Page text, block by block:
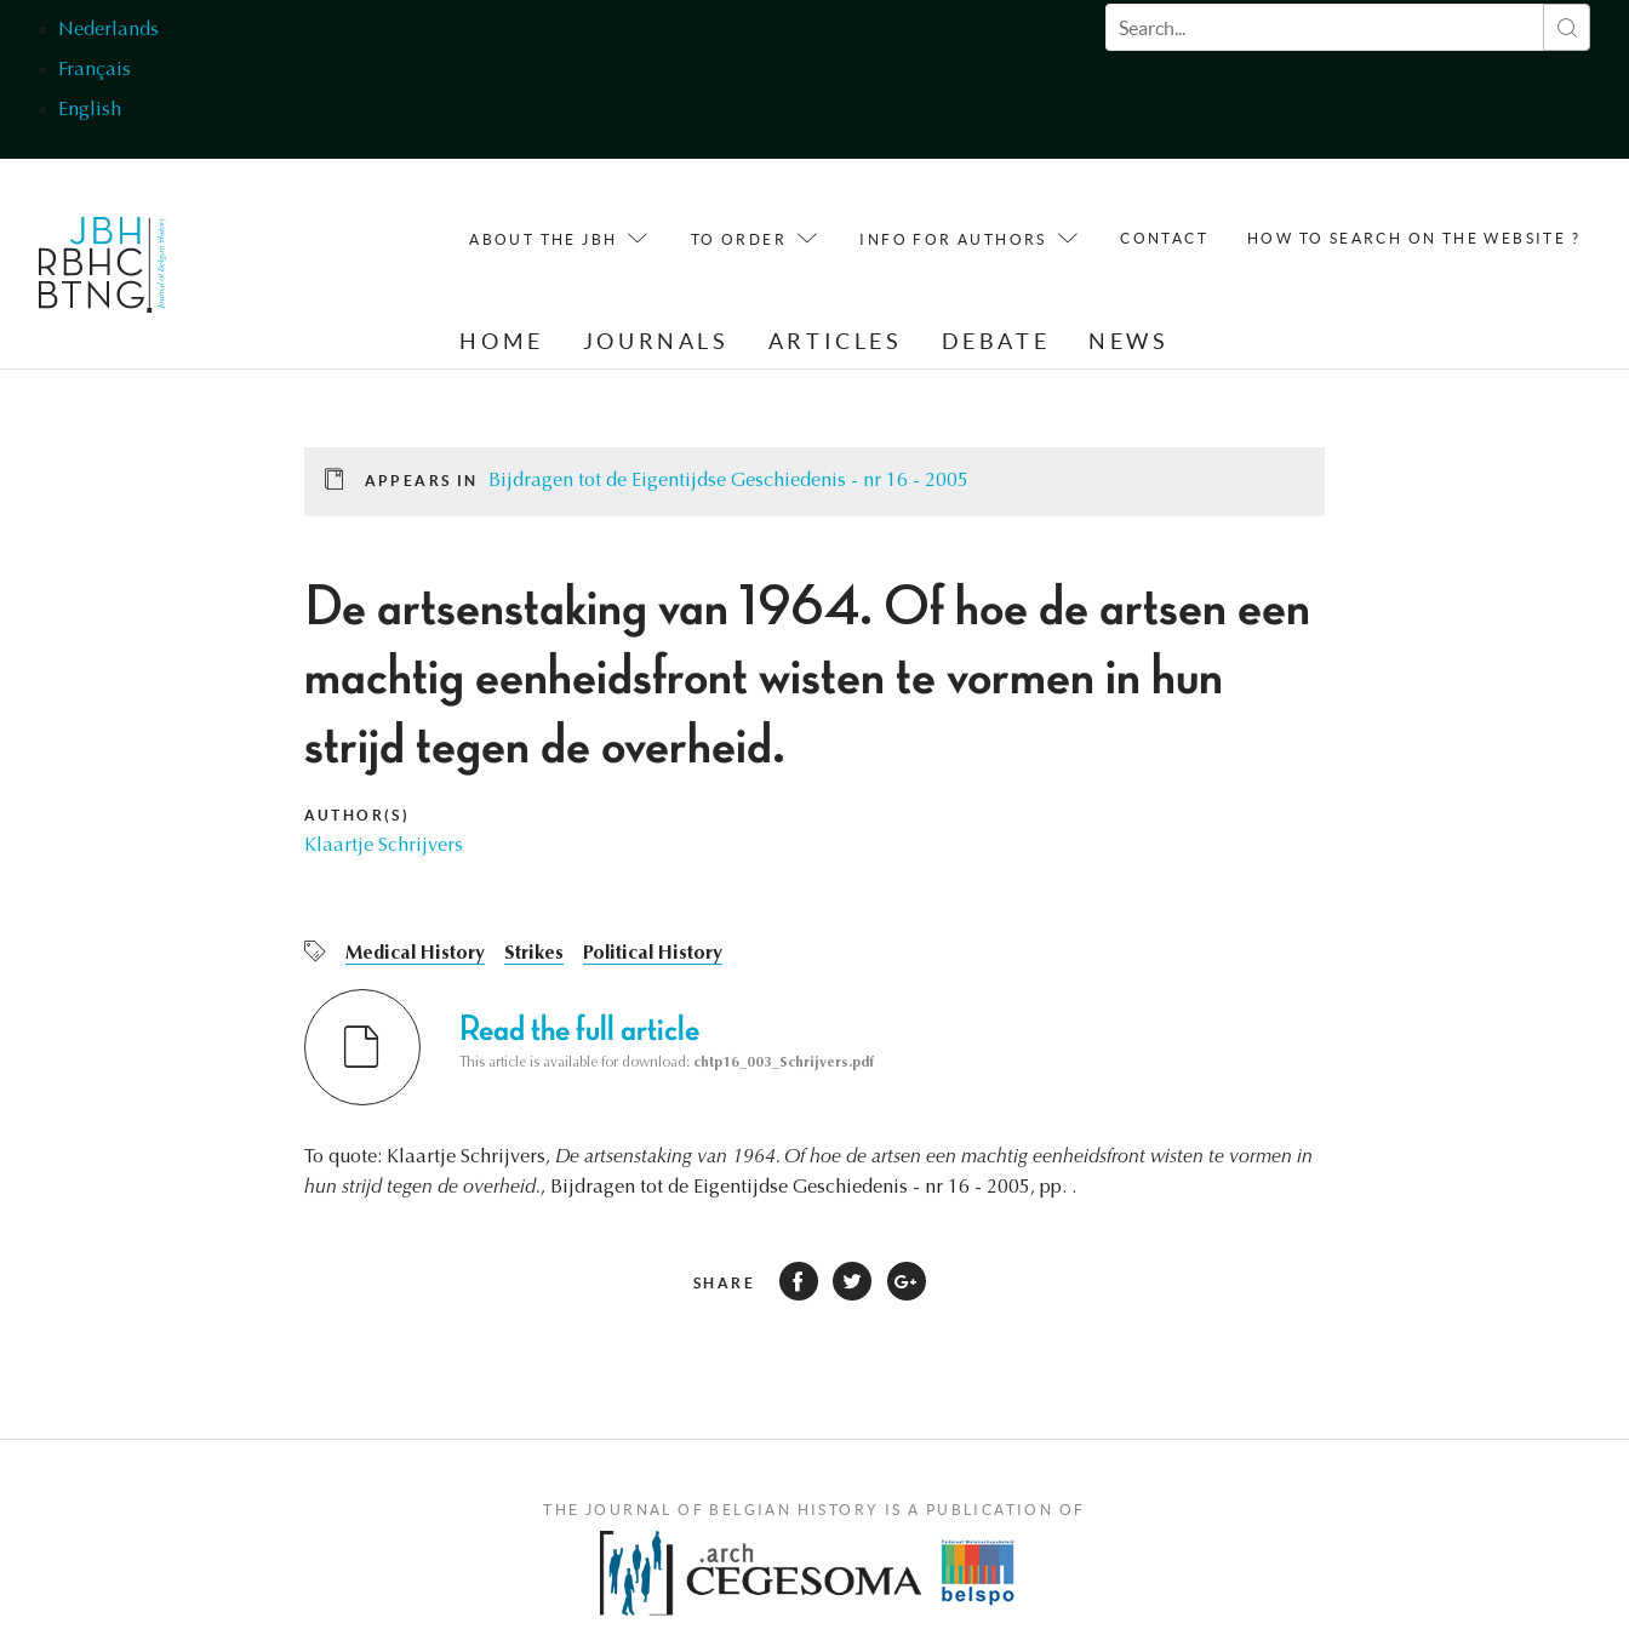
Nederlands
Français
English
Search form
ABOUT THE JBH TO ORDER INFO FOR AUTHORS CONTACT HOW TO SEARCH ON THE WEBSITE ?
HOME JOURNALS ARTICLES DEBATE NEWS
APPEARS IN Bijdragen tot de Eigentijdse Geschiedenis - nr 16 - 2005
De artsenstaking van 1964. Of hoe de artsen een
machtig eenheidsfront wisten te vormen in hun
strijd tegen de overheid.
AUTHOR(S)
Klaartje Schrijvers
Medical History Strikes Political History
Read the full article
This article is available for download: chtp16_003_Schrijvers.pdf
To quote: Klaartje Schrijvers, De artsenstaking van 1964. Of hoe de artsen een machtig eenheidsfront wisten te vormen in
hun strijd tegen de overheid., Bijdragen tot de Eigentijdse Geschiedenis - nr 16 - 2005, pp. .
SHARE
THE JOURNAL OF BELGIAN HISTORY IS A PUBLICATION OF